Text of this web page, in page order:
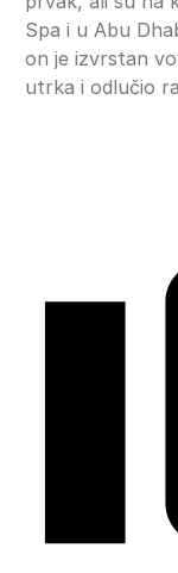
Spa i u Abu
on je izvrstan
utrka i odlučio